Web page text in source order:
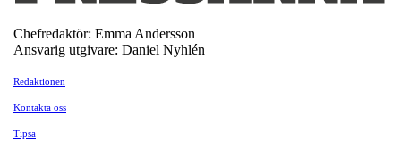
Chefredaktör: Emma Andersson
Ansvarig utgivare: Daniel Nyhlén
Redaktionen
Kontakta oss
Tipsa